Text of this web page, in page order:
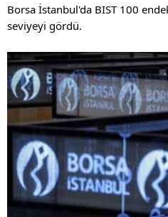
Borsa İstanbul'da BIST 100
seviyeyi gördü.